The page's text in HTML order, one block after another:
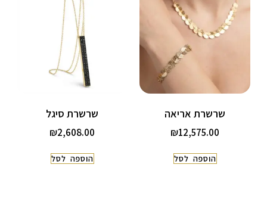
שרשרת אריאה
₪12,575.00
הוספה לסל
שרשרת סיגל
₪2,608.00
הוספה לסל